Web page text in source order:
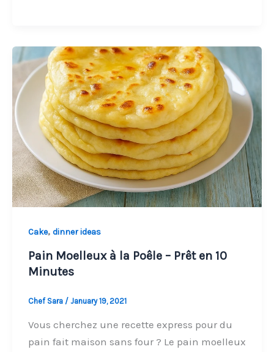
au
Four
–
Fait
Maison
Cake, dinner ideas
Pain Moelleux à la Poêle – Prêt en 10
Minutes
Chef Sara / January 19, 2021
Vous cherchez une recette express pour du
pain fait maison sans four ? Le pain moelleux